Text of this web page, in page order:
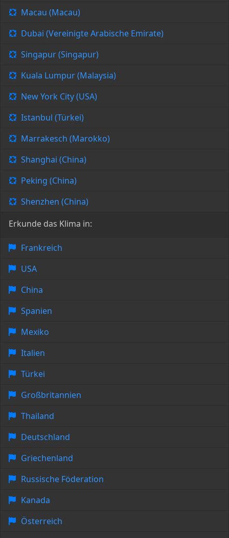
Macau (Macau)
Dubai (Vereinigte Arabische Emirate)
Singapur (Singapur)
Kuala Lumpur (Malaysia)
New York City (USA)
Istanbul (Türkei)
Marrakesch (Marokko)
Shanghai (China)
Peking (China)
Shenzhen (China)
Erkunde das Klima in:
Frankreich
USA
China
Spanien
Mexiko
Italien
Türkei
Großbritannien
Thailand
Deutschland
Griechenland
Russische Föderation
Kanada
Österreich